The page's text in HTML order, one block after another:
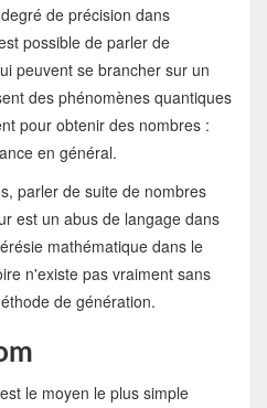
de précision dans
possible de parler de
peuvent se brancher sur un
des phénomènes quantiques
pour obtenir des nombres :
en général.
parler de suite de nombres
est un abus de langage dans
mathématique dans le
n'existe pas vraiment sans
de génération.
le moyen le plus simple